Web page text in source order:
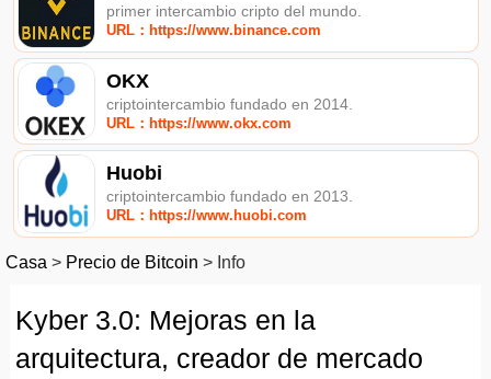
primer intercambio cripto del mundo.
URL：https://www.binance.com
OKX
criptointercambio fundado en 2014.
URL：https://www.okx.com
Huobi
criptointercambio fundado en 2013.
URL：https://www.huobi.com
Casa > Precio de Bitcoin > Info
Kyber 3.0: Mejoras en la
arquitectura, creador de mercado